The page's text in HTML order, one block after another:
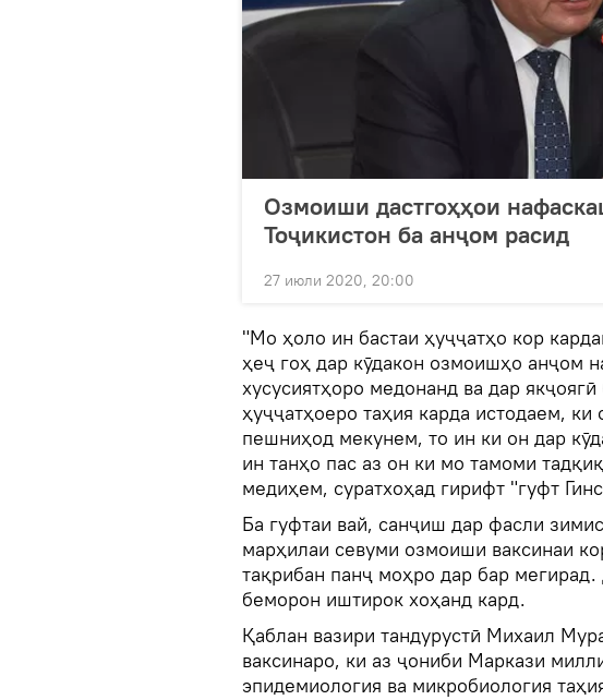
Озмоиши дастгоҳҳои
Тоҷикистон ба анҷом расид
27 июли 2020, 20:00
"Мо ҳоло ин бастаи ҳуҷҷатҳо кор
ҳеҷ гоҳ дар кӯдакон озмоишҳо анҷом
хусусиятҳоро медонанд ва дар
ҳуҷҷатҳоеро таҳия карда истодаем, ки
пешниҳод мекунем, то ин ки он дар
ин танҳо пас аз он ки мо тамоми
медиҳем, суратхоҳад гирифт "гуфт
Ба гуфтаи вай, санҷиш дар фасли
марҳилаи севуми озмоиши ваксинаи
тақрибан панҷ моҳро дар бар
беморон иштирок хоҳанд кард.
Қаблан вазири тандурустӣ Михаил
ваксинаро, ки аз ҷониби Маркази
эпидемиология ва микробиология